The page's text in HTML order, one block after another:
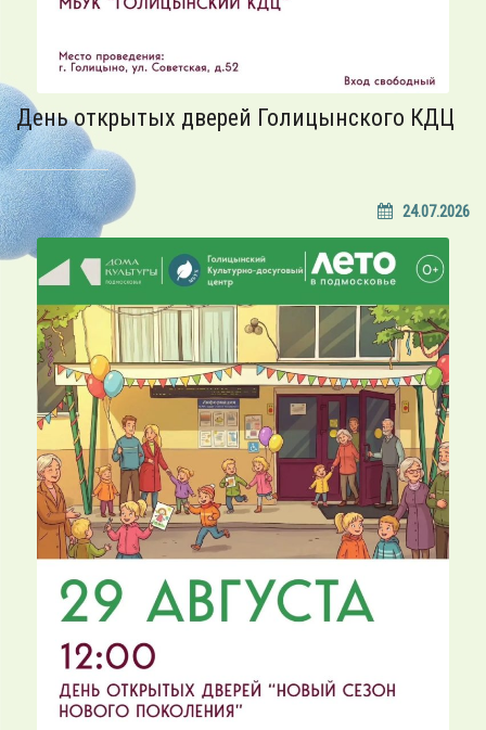
День открытых дверей Голицынского КДЦ
24.07.2026